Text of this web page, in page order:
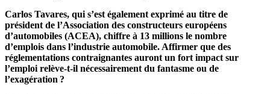
Carlos Tavares, qui s’est également exprimé au titre de
président de l’Association des constructeurs européens
d’automobiles (ACEA), chiffre à 13 millions le nombre
d’emplois dans l’industrie automobile. Affirmer que des
réglementations contraignantes auront un fort impact sur
l’emploi relève-t-il nécessairement du fantasme ou de
l’exagération ?